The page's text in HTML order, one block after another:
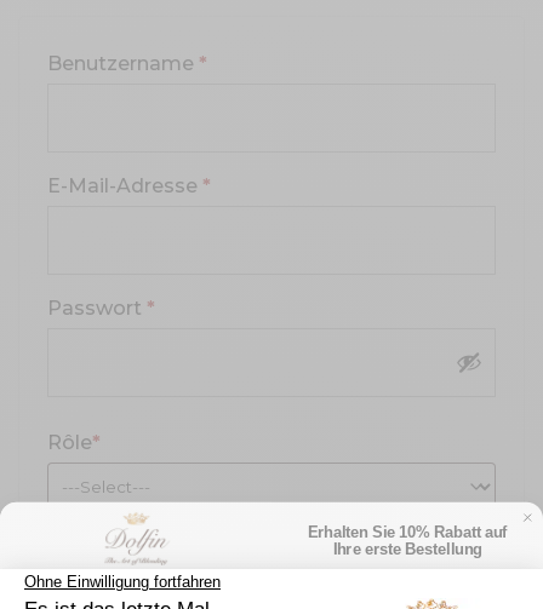
Benutzername *
E-Mail-Adresse *
Passwort *
Rôle*
Erhalten Sie 10% Rabatt auf
Ihre erste Bestellung